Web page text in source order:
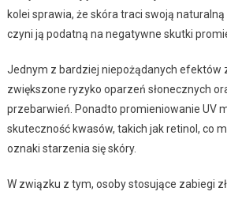
kolei sprawia, że skóra traci swoją
czyni ją podatną na negatywne skutki
Jednym z bardziej niepożądanych efektów
zwiększone ryzyko oparzeń słonecznych
przebarwień. Ponadto promieniowanie UV
skuteczność kwasów, takich jak retinol, co
oznaki starzenia się skóry.
W związku z tym, osoby stosujące zabiegi